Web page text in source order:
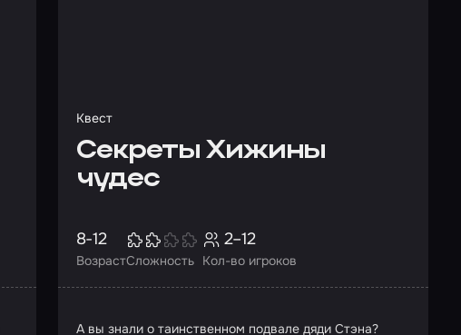
Квест
Секреты Хижины
чудес
Возраст
8-12
Сложность Кол-во игроков
2–12
А вы знали о таинственном подвале дяди Стэна?